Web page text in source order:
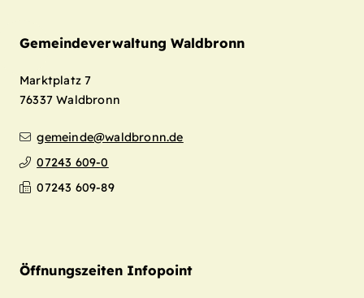
Gemeindeverwaltung Waldbronn
Marktplatz 7
76337 Waldbronn
gemeinde@waldbronn.de
07243 609-0
07243 609-89
Öffnungszeiten Infopoint